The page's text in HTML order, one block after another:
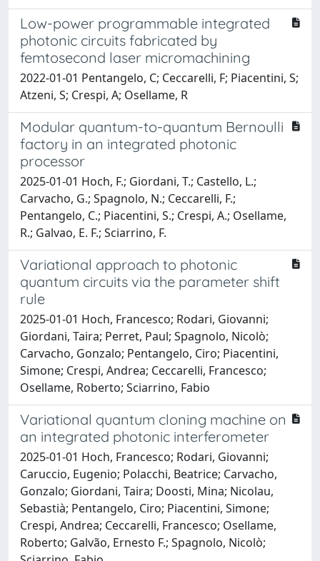
Low-power programmable integrated
photonic circuits fabricated by
femtosecond laser micromachining
2022-01-01 Pentangelo, C; Ceccarelli, F; Piacentini, S;
Atzeni, S; Crespi, A; Osellame, R
Modular quantum-to-quantum Bernoulli
factory in an integrated photonic
processor
2025-01-01 Hoch, F.; Giordani, T.; Castello, L.;
Carvacho, G.; Spagnolo, N.; Ceccarelli, F.;
Pentangelo, C.; Piacentini, S.; Crespi, A.; Osellame,
R.; Galvao, E. F.; Sciarrino, F.
Variational approach to photonic
quantum circuits via the parameter shift
rule
2025-01-01 Hoch, Francesco; Rodari, Giovanni;
Giordani, Taira; Perret, Paul; Spagnolo, Nicolò;
Carvacho, Gonzalo; Pentangelo, Ciro; Piacentini,
Simone; Crespi, Andrea; Ceccarelli, Francesco;
Osellame, Roberto; Sciarrino, Fabio
Variational quantum cloning machine on
an integrated photonic interferometer
2025-01-01 Hoch, Francesco; Rodari, Giovanni;
Caruccio, Eugenio; Polacchi, Beatrice; Carvacho,
Gonzalo; Giordani, Taira; Doosti, Mina; Nicolau,
Sebastià; Pentangelo, Ciro; Piacentini, Simone;
Crespi, Andrea; Ceccarelli, Francesco; Osellame,
Roberto; Galvão, Ernesto F.; Spagnolo, Nicolò;